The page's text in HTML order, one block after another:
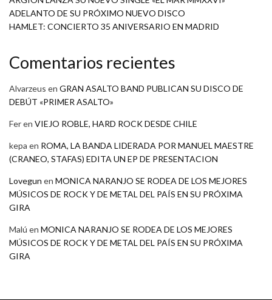
ADELANTO DE SU PRÓXIMO NUEVO DISCO
HAMLET: CONCIERTO 35 ANIVERSARIO EN MADRID
Comentarios recientes
Alvarzeus en GRAN ASALTO BAND PUBLICAN SU DISCO DE
DEBÚT «PRIMER ASALTO»
Feren VIEJO ROBLE, HARD ROCK DESDE CHILE
kepa en ROMA, LA BANDA LIDERADA POR MANUEL MAESTRE
(CRANEO, STAFAS) EDITA UN EP DE PRESENTACION
Lovegun en MONICA NARANJO SE RODEA DE LOS MEJORES
MÚSICOS DE ROCK Y DE METAL DEL PAÍS EN SU PRÓXIMA
GIRA
Malú en MONICA NARANJO SE RODEA DE LOS MEJORES
MÚSICOS DE ROCK Y DE METAL DEL PAÍS EN SU PRÓXIMA
GIRA